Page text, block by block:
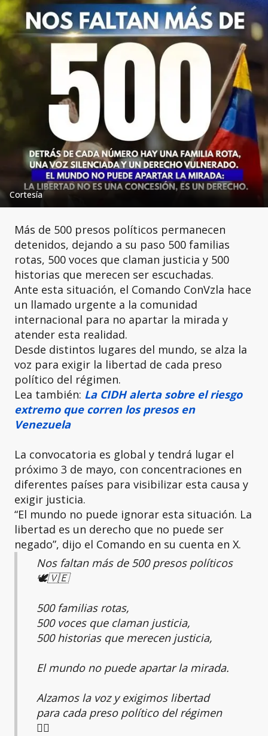
Cortesía
Más de 500 presos políticos permanecen
detenidos, dejando a su paso 500 familias
rotas, 500 voces que claman justicia y 500
historias que merecen ser escuchadas.
Ante esta situación, el Comando ConVzla hace
un llamado urgente a la comunidad
internacional para no apartar la mirada y
atender esta realidad.
Desde distintos lugares del mundo, se alza la
voz para exigir la libertad de cada preso
político del régimen.
Lea también: La CIDH alerta sobre el riesgo
extremo que corren los presos en
Venezuela
La convocatoria es global y tendrá lugar el
próximo 3 de mayo, con concentraciones en
diferentes países para visibilizar esta causa y
exigir justicia.
“El mundo no puede ignorar esta situación. La
libertad es un derecho que no puede ser
negado”, dijo el Comando en su cuenta en X.
Nos faltan más de 500 presos políticos
🕊️🇻🇪
500 familias rotas,
500 voces que claman justicia,
500 historias que merecen justicia,
El mundo no puede apartar la mirada.
Alzamos la voz y exigimos libertad
para cada preso político del régimen
⛓️‍💥